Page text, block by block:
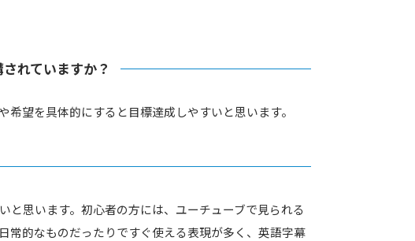
れていますか？
望を具体的にすると目標達成しやすいと思います。
思います。初心者の方には、ユーチューブで見られる
常的なものだったりですぐ使える表現が多く、英語字幕